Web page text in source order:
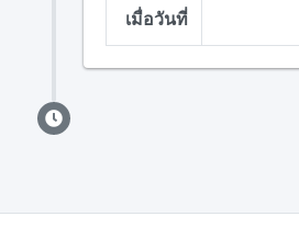
เมื่อวันที่